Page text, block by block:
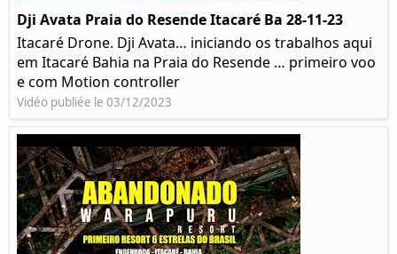
Dji Avata Praia do Resende Itacaré Ba 28-11-23
Itacaré Drone. Dji Avata… iniciando os trabalhos aqui
em Itacaré Bahia na Praia do Resende … primeiro voo
e com Motion controller
Vidéo publiée le 03/12/2023